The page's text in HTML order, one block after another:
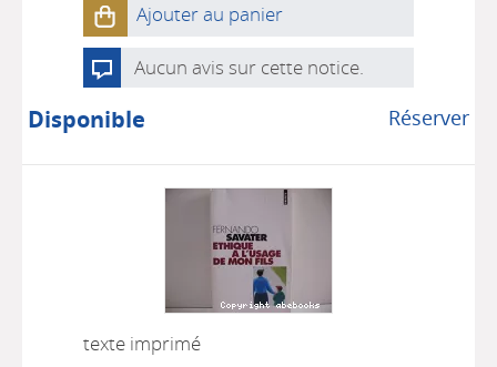
Ajouter au panier
Aucun avis sur cette notice.
Réserver
Disponible
texte imprimé